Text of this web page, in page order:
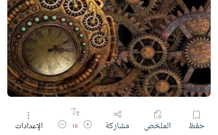
حفظ الملخص مشاركة زيادة حجم الخط
16 تقليل حجم الخط
الإعدادات